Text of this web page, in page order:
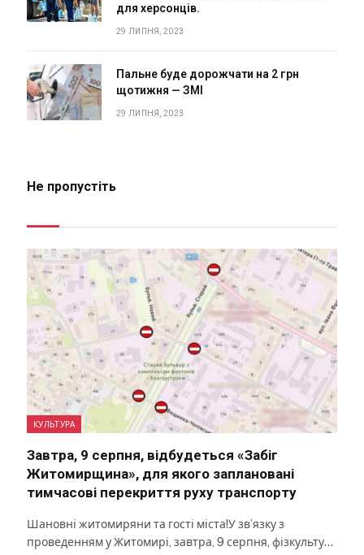
для херсонців.
29 ЛИПНЯ, 2023
Пальне буде дорожчати на 2 грн
щотижня — ЗМІ
29 ЛИПНЯ, 2023
Не пропустіть
КУЛЬТУРА
Завтра, 9 серпня, відбудеться «Забіг
Житомирщина», для якого заплановані
тимчасові перекриття руху транспорту
Шановні житомиряни та гості міста!У зв’язку з
проведенням у Житомирі, завтра, 9 серпня, фізкульту…